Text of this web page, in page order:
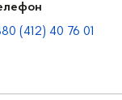
(412) 40 76 01